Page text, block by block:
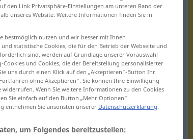
phantastisch → siehe „fantastisch“
den Link Privatsphäre-Einstellungen am unteren Rand der
unseres Website. Weitere Informationen finden Sie in
bestmöglich nutzen und wir besser mit Ihnen
statistische Cookies, die für den Betrieb der Webseite und
sind, werden auf Grundlage unserer Vorauswahl
und Cookies, die der Bereitstellung personalisierter
uns durch einen Klick auf den „Akzeptieren“-Button Ihr
ohne Akzeptieren“. Sie können Ihre Einwilligung
Wenn Sie weitere Informationen zu den Cookies
Sie einfach auf den Button „Mehr Optionen“.
entnehmen Sie ansonsten unserer Datenschutzerklärung.
um Folgendes bereitzustellen: